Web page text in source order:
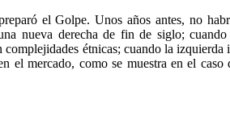
el Golpe. Unos años antes, no
nueva derecha de fin de siglo;
étnicas; cuando la
el mercado, como se muestra en el